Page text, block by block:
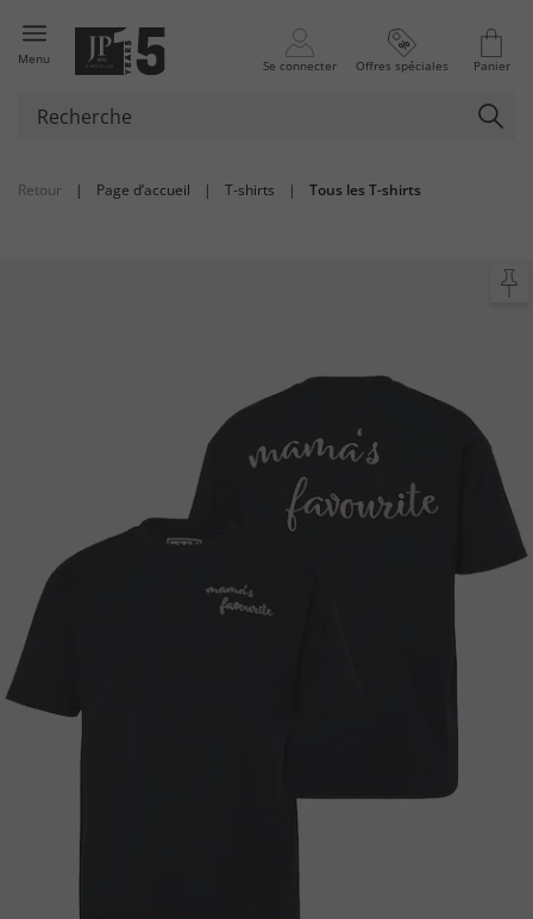
Menu Se connecter Offres spéciales Panier
Retour | Page d’accueil | T-shirts | Tous les T-shirts